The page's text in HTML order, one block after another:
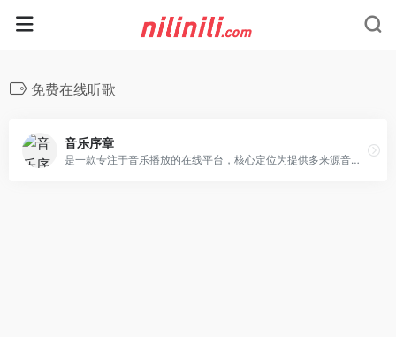
免费在线听歌
音乐序章
是一款专注于音乐播放的在线平台，核心定位为提供多来源音乐搜索与音频播放服务。整合三大音乐平台资源，可搜索「网易云音乐」「QQ 音乐」「酷狗音乐」内容，以 “网易云音乐歌单” 为核心音源，支持用户加载自己的网易云音乐歌单，实现个性化音乐库同步。